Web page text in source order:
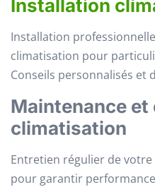
Installation
Installation
climatisation pour
Conseils personnalisés et
Maintenance et
climatisation
Entretien régulier de
pour garantir